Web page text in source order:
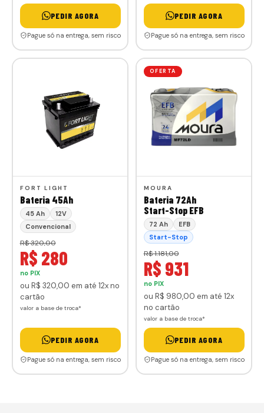
PEDIR AGORA
Pague só na entrega, sem risco
PEDIR AGORA
Pague só na entrega, sem risco
FORT LIGHT
Bateria 45Ah
45 Ah
12V
Convencional
R$ 320,00
R$ 280
no PIX
ou R$ 320,00 em até 12x no
cartão
valor a base de troca*
PEDIR AGORA
Pague só na entrega, sem risco
OFERTA
MOURA
Bateria 72Ah
Start-Stop EFB
72 Ah
EFB
Start-Stop
R$ 1.181,00
R$ 931
no PIX
ou R$ 980,00 em até 12x
no cartão
valor a base de troca*
PEDIR AGORA
Pague só na entrega, sem risco